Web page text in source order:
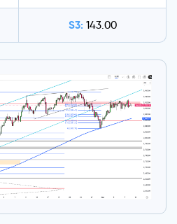
S3: 143.00